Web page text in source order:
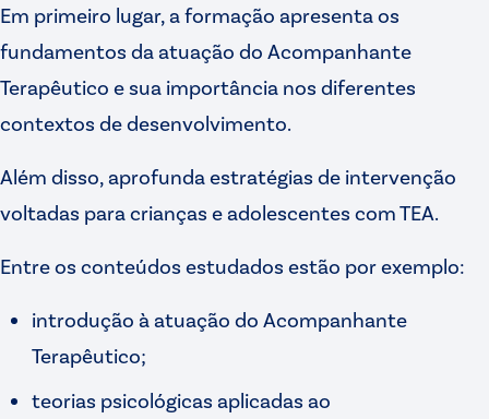
Em primeiro lugar, a formação apresenta os
fundamentos da atuação do Acompanhante
Terapêutico e sua importância nos diferentes
contextos de desenvolvimento.
Além disso, aprofunda estratégias de intervenção
voltadas para crianças e adolescentes com TEA.
Entre os conteúdos estudados estão por exemplo:
introdução à atuação do Acompanhante
Terapêutico;
teorias psicológicas aplicadas ao